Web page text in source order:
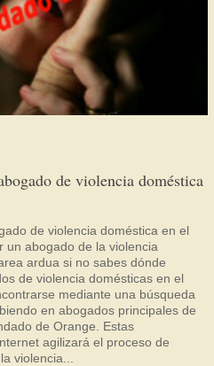
de violencia doméstica
de violencia doméstica en el
un abogado de la violencia
ardua si no sabes dónde
de violencia domésticas en el
mediante una búsqueda
en abogados principales de
de Orange. Estas
agilizará el proceso de
violencia...